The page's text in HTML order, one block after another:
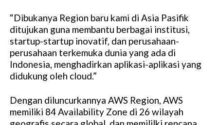
“Dibukanya Region baru kami di Asia Pasifik
ditujukan guna membantu berbagai institusi,
startup-startup inovatif, dan perusahaan-
perusahaan terkemuka dunia yang ada di
Indonesia, menghadirkan aplikasi-aplikasi yang
didukung oleh cloud.”
Dengan diluncurkannya AWS Region, AWS
memiliki 84 Availability Zone di 26 wilayah